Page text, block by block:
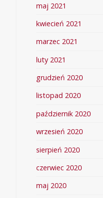
maj 2021
kwiecień 2021
marzec 2021
luty 2021
grudzień 2020
listopad 2020
październik 2020
wrzesień 2020
sierpień 2020
czerwiec 2020
maj 2020